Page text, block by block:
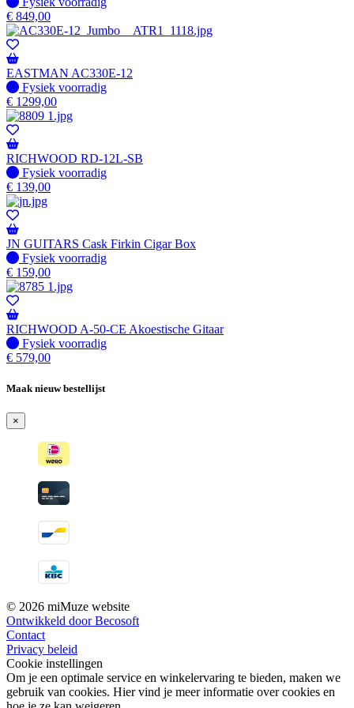
€ 849,00
EASTMAN AC330E-12
Fysiek voorradig
Fysiek voorradig
€ 1299,00
RICHWOOD RD-12L-SB
Fysiek voorradig
Fysiek voorradig
€ 139,00
JN GUITARS Cask Firkin Cigar Box
Fysiek voorradig
Fysiek voorradig
€ 159,00
RICHWOOD A-50-CE Akoestische Gitaar
Fysiek voorradig
Fysiek voorradig
€ 579,00
Maak nieuw bestellijst
×
© 2026 miMuze website
Ontwikkeld door Becosoft
Contact
Privacy beleid
Cookie instellingen
Om je een optimale service en winkelervaring te bieden, maken we
gebruik van cookies. Hier vind je meer informatie over cookies en